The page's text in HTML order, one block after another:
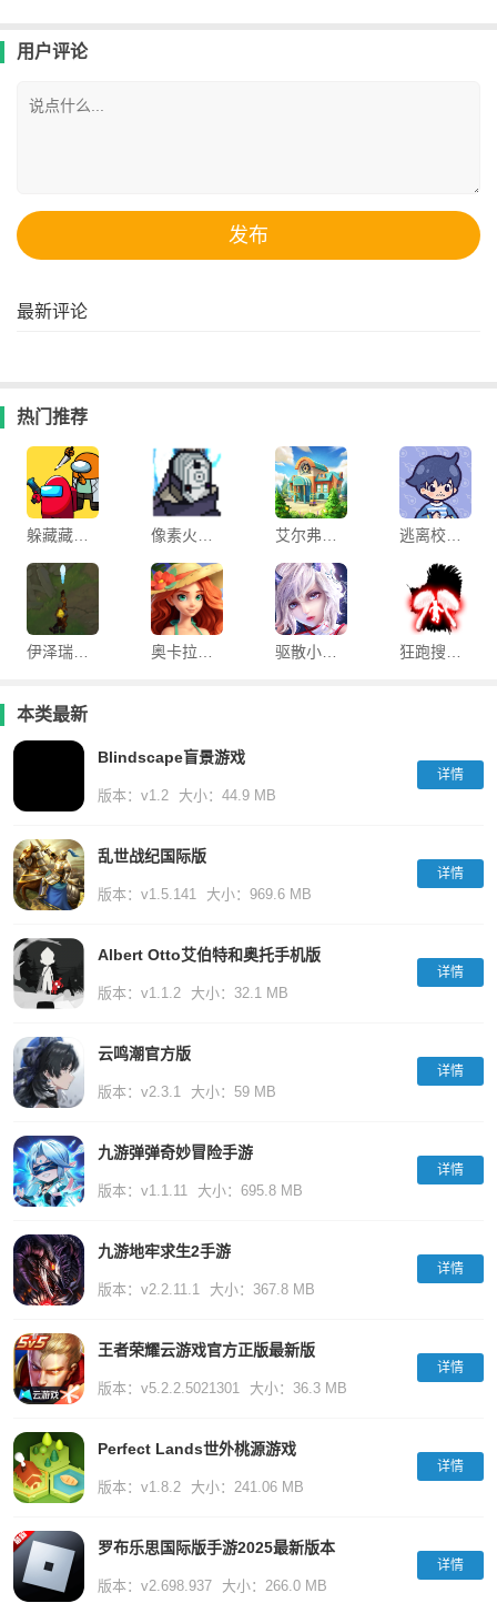
用户评论
最新评论
热门推荐
躲藏藏太空狼人躲猫猫游戏 逃离校园官方版
伊泽瑞尔模拟器汉化版 驱散小恶魔果盘游戏
本类最新
Blindscape盲景游戏
版本：v1.2 大小：44.9 MB
详情
乱世战纪国际版
版本：v1.5.141 大小：969.6 MB
详情
Albert Otto艾伯特和奥托手机版
版本：v1.1.2 大小：32.1 MB
详情
云鸣潮官方版
版本：v2.3.1 大小：59 MB
详情
九游弹弹奇妙冒险手游
版本：v1.1.11 大小：695.8 MB
详情
九游地牢求生2手游
版本：v2.2.11.1 大小：367.8 MB
详情
王者荣耀云游戏官方正版最新版
版本：v5.2.2.5021301 大小：36.3 MB
详情
Perfect Lands世外桃源游戏
版本：v1.8.2 大小：241.06 MB
详情
罗布乐思国际版手游2025最新版本
版本：v2.698.937 大小：266.0 MB
详情